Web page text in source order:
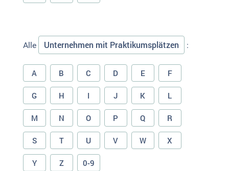
Alle Unternehmen mit Praktikumsplätzen :
A B C D E F
G H I J K L
M N O P Q R
S T U V W X
Y Z 0-9